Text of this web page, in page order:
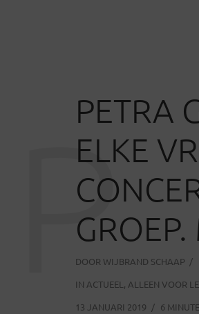
PETRA
ELKE
DOOR WIJBRAND SCHAAP
IN ACTUEEL , ALLEEN VOOR
13 JANUARI 2019
6
P